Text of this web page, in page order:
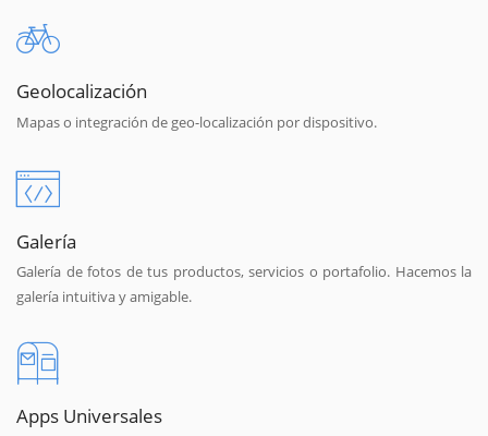
Geolocalización
Mapas o integración de geo-localización por dispositivo.
Galería
Galería de fotos de tus productos, servicios o portafolio. Hacemos la
galería intuitiva y amigable.
Apps Universales